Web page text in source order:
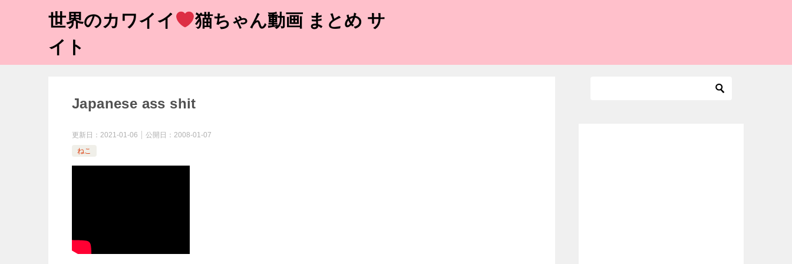
世界のカワイイ
猫ちゃん動画 まとめ サ
イト
Japanese ass shit
更新日： 2021-01-06 公開日： 2008-01-07
ねこ